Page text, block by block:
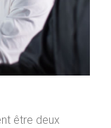
être deux